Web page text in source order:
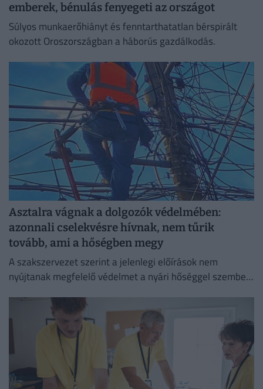
emberek, bénulás fenyegeti az országot
Súlyos munkaerőhiányt és fenntarthatatlan bérspirált
okozott Oroszországban a háborús gazdálkodás.
Asztalra vágnak a dolgozók védelmében:
azonnali cselekvésre hívnak, nem tűrik
tovább, ami a hőségben megy
A szakszervezet szerint a jelenlegi előírások nem
nyújtanak megfelelő védelmet a nyári hőséggel szemben,
védelmében.